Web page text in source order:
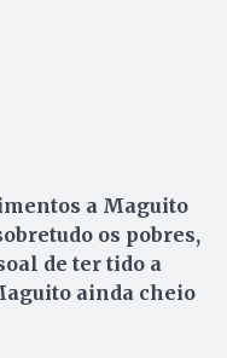
a Maguito
os pobres,
de ter tido a
ainda cheio